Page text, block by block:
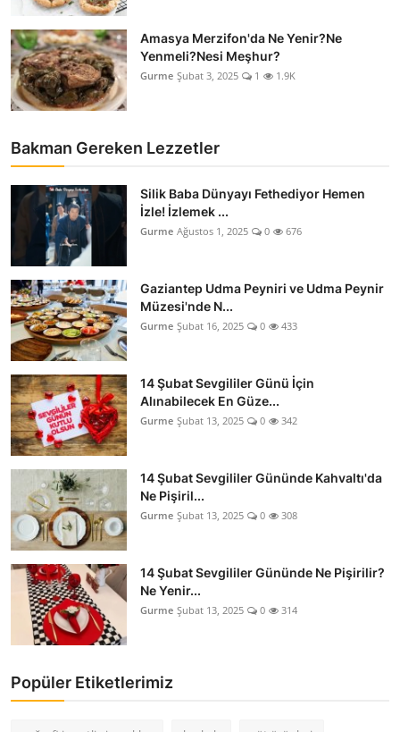
Amasya Merzifon'da Ne Yenir?Ne
Yenmeli?Nesi Meşhur?
Gurme Şubat 3, 2025 1 1.9K
Bakman Gereken Lezzetler
Silik Baba Dünyayı Fethediyor Hemen
İzle! İzlemek ...
Gurme Ağustos 1, 2025 0 676
Gaziantep Udma Peyniri ve Udma Peynir
Müzesi'nde N...
Gurme Şubat 16, 2025 0 433
14 Şubat Sevgililer Günü İçin
Alınabilecek En Güze...
Gurme Şubat 13, 2025 0 342
14 Şubat Sevgililer Gününde Kahvaltı'da
Ne Pişiril...
Gurme Şubat 13, 2025 0 308
14 Şubat Sevgililer Gününde Ne Pişirilir?
Ne Yenir...
Gurme Şubat 13, 2025 0 314
Popüler Etiketlerimiz